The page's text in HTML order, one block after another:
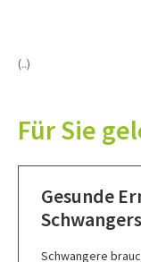
(..)
Für Sie
Gesunde
Schwangere